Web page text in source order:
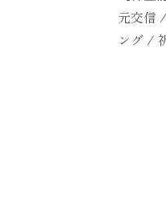
元交信
ング /